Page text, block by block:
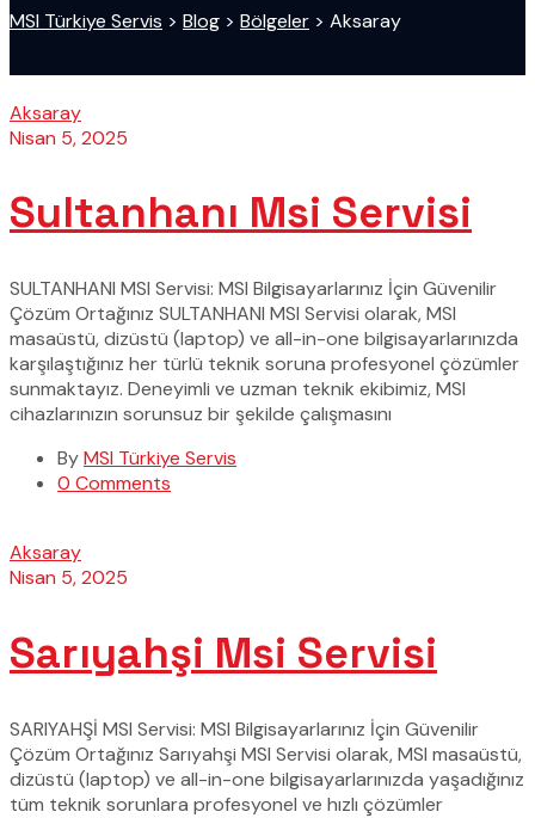
MSI Türkiye Servis > Blog > Bölgeler > Aksaray
Aksaray
Nisan 5, 2025
Sultanhanı Msi Servisi
SULTANHANI MSI Servisi: MSI Bilgisayarlarınız İçin Güvenilir
Çözüm Ortağınız SULTANHANI MSI Servisi olarak, MSI
masaüstü, dizüstü (laptop) ve all-in-one bilgisayarlarınızda
karşılaştığınız her türlü teknik soruna profesyonel çözümler
sunmaktayız. Deneyimli ve uzman teknik ekibimiz, MSI
cihazlarınızın sorunsuz bir şekilde çalışmasını
ByMSI Türkiye Servis
0 Comments
Aksaray
Nisan 5, 2025
Sarıyahşi Msi Servisi
SARIYAHŞİ MSI Servisi: MSI Bilgisayarlarınız İçin Güvenilir
Çözüm Ortağınız Sarıyahşi MSI Servisi olarak, MSI masaüstü,
dizüstü (laptop) ve all-in-one bilgisayarlarınızda yaşadığınız
tüm teknik sorunlara profesyonel ve hızlı çözümler